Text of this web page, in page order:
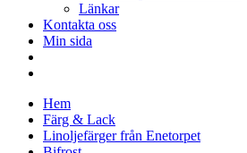
Länkar
Kontakta oss
Min sida
Hem
Färg & Lack
Linoljefärger från Enetorpet